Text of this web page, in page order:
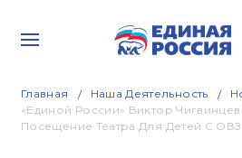
Главная Наша Деятельность
«Единой России» Виктор
Посещение Театра Для Детей С ОВЗ